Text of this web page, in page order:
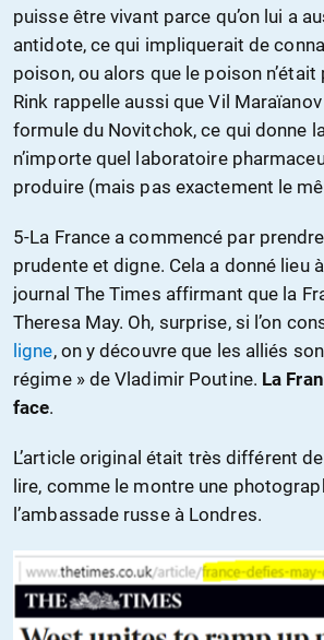
puisse être vivant parce qu’on lui a
antidote, ce qui impliquerait de
poison, ou alors que le poison
Rink rappelle aussi que Vil
formule du Novitchok, ce qui donne
n’importe quel laboratoire
produire (mais pas exactement le
5-La France a commencé par
prudente et digne. Cela a donné lieu
journal The Times affirmant que la
Theresa May. Oh, surprise, si l’on
ligne, on y découvre que les alliés
régime » de Vladimir Poutine. La
face.
L’article original était très différent de
lire, comme le montre une
l’ambassade russe à Londres.